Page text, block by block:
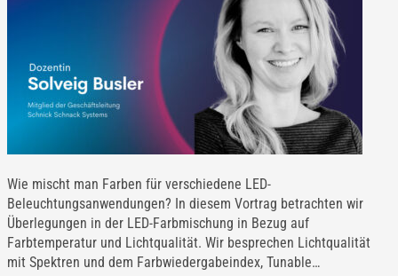
Wie mischt man Farben für verschiedene LED-
Beleuchtungsanwendungen? In diesem Vortrag betrachten wir
Überlegungen in der LED-Farbmischung in Bezug auf
Farbtemperatur und Lichtqualität. Wir besprechen Lichtqualität
mit Spektren und dem Farbwiedergabeindex, Tunable…